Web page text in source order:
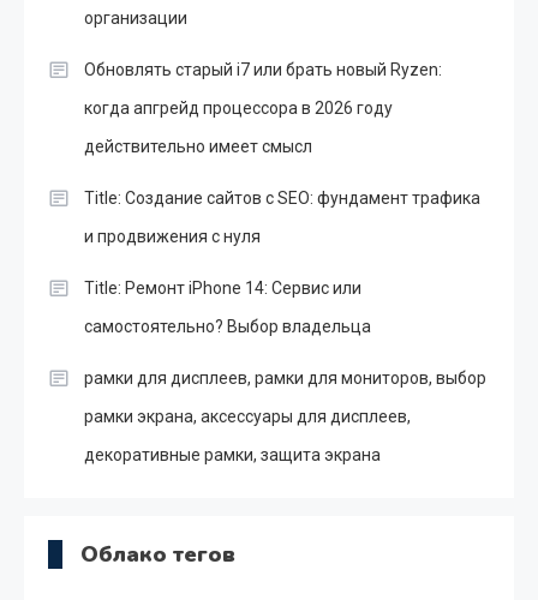
организации
Обновлять старый i7 или брать новый Ryzen:
когда апгрейд процессора в 2026 году
действительно имеет смысл
Title: Создание сайтов с SEO: фундамент трафика
и продвижения с нуля
Title: Ремонт iPhone 14: Сервис или
самостоятельно? Выбор владельца
рамки для дисплеев, рамки для мониторов, выбор
рамки экрана, аксессуары для дисплеев,
декоративные рамки, защита экрана
Облако тегов